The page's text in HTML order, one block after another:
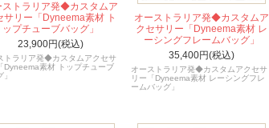
ストラリア発◆カスタムア
サリー「Dyneema素材 ト
ップチューブバッグ」
23,900円(税込)
トラリア発◆カスタムアクセサ
Dyneema素材 トップチューブ
オーストラリア発◆カスタムア
クセサリー「Dyneema素材 レ
ーシングフレームバッグ」
35,400円(税込)
オーストラリア発◆カスタムアクセサ
リー「Dyneema素材 レーシングフレ
ームバッグ」